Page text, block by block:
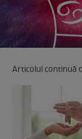
Articolul continuă